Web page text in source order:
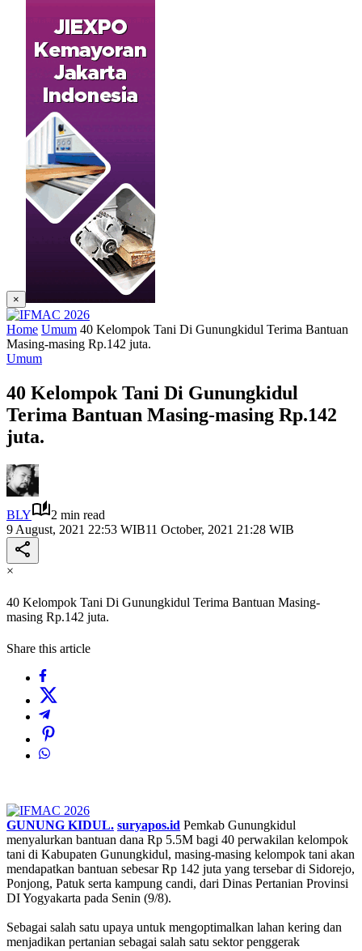
×
Home Umum 40 Kelompok Tani Di Gunungkidul Terima Bantuan
Masing-masing Rp.142 juta.
Umum
40 Kelompok Tani Di Gunungkidul
Terima Bantuan Masing-masing Rp.142
juta.
BLY
2 min read
9 August, 2021 22:53 WIB11 October, 2021 21:28 WIB
×
40 Kelompok Tani Di Gunungkidul Terima Bantuan Masing-
masing Rp.142 juta.
Share this article
GUNUNG KIDUL. suryapos.id Pemkab Gunungkidul
menyalurkan bantuan dana Rp 5.5M bagi 40 perwakilan kelompok
tani di Kabupaten Gunungkidul, masing-masing kelompok tani akan
mendapatkan bantuan sebesar Rp 142 juta yang tersebar di Sidorejo,
Ponjong, Patuk serta kampung candi, dari Dinas Pertanian Provinsi
DI Yogyakarta pada Senin (9/8).
Sebagai salah satu upaya untuk mengoptimalkan lahan kering dan
menjadikan pertanian sebagai salah satu sektor penggerak